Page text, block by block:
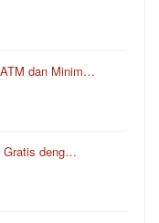
dan Minim…
Gratis deng…